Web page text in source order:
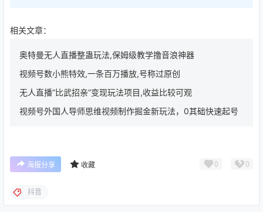
相关文章：
奥特曼无人直播整蛊玩法,保姆级教学撸音浪神器
视频号数小熊特效,一条百万播放,号称过原创
无人直播“比武招亲”变现玩法项目,收益比较可观
视频号外国人导师思维视频制作掘金新玩法，0其础快速起号
海报分享 收藏 0 0
抖音